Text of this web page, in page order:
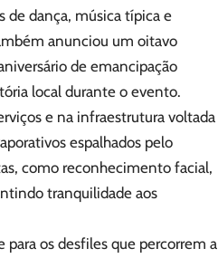
de dança, música típica e
anunciou um oitavo
de emancipação
local durante o evento.
e na infraestrutura voltada
espalhados pelo
como reconhecimento facial,
tranquilidade aos
os desfiles que percorrem a